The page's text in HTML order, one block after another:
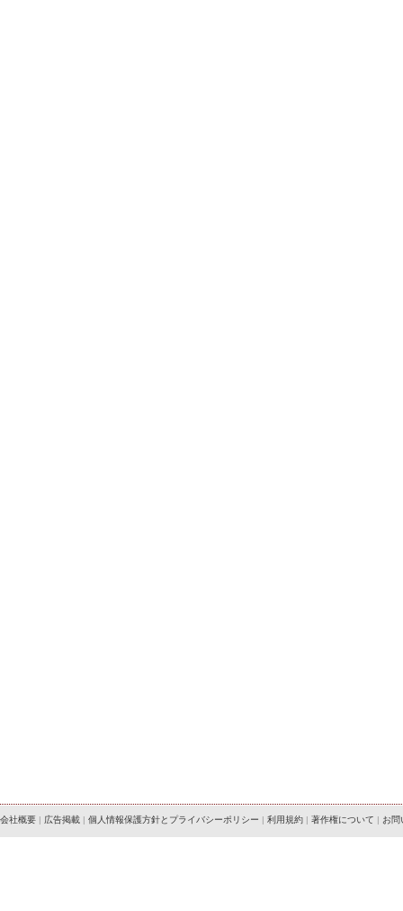
会社概要 | 広告掲載 | 個人情報保護方針とプライバシーポリシー | 利用規約 | 著作権について | お問